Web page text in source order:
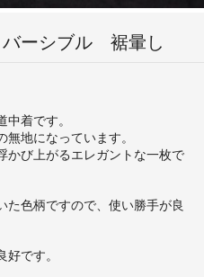
ーシブル 裾暈し
着です。
地になっています。
かび上がるエレガントな一枚で
た色柄ですので、使い勝手が良
です。